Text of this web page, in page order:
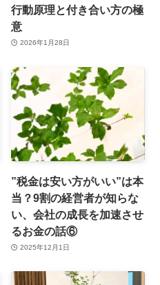
行動原理と付き合い方の極
意
2026年1月28日
”税金は安い方がいい”は本
当？9割の経営者が知らな
い、会社の成長を加速させ
るお金の話⑥
2025年12月1日